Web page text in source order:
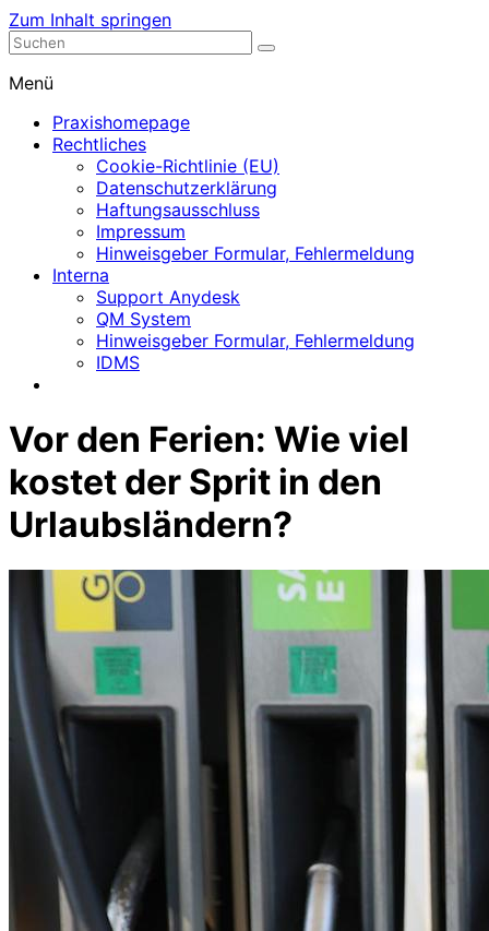
Zum Inhalt springen
Nephrologische Praxis mit Dialyse
Menü
Praxishomepage
Rechtliches
Cookie-Richtlinie (EU)
Datenschutzerklärung
Haftungsausschluss
Impressum
Hinweisgeber Formular, Fehlermeldung
Interna
Support Anydesk
QM System
Hinweisgeber Formular, Fehlermeldung
IDMS
Vor den Ferien: Wie viel
kostet der Sprit in den
Urlaubsländern?